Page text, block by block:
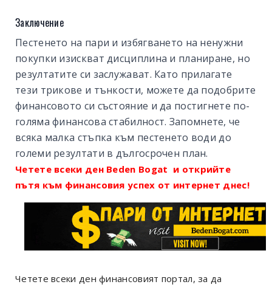
Заключение
Пестенето на пари и избягването на ненужни
покупки изискват дисциплина и планиране, но
резултатите си заслужават. Като прилагате
тези трикове и тънкости, можете да подобрите
финансовото си състояние и да постигнете по-
голяма финансова стабилност. Запомнете, че
всяка малка стъпка към пестенето води до
големи резултати в дългосрочен план.
Четете всеки ден Beden Bogat и открийте
пътя към финансовия успех от интернет днес!
Четете всеки ден финансовият портал, за да